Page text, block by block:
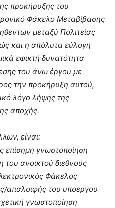
προκήρυξης του
Φάκελο Μεταβίβασης
μεταξύ Πολιτείας
και η απόλυτα εύλογη
εφικτή δυνατότητα
του άνω έργου με
την προκήρυξη αυτού,
λόγο λήψης της
αποχής.
είναι:
επίσημη γνωστοποίηση
ανοικτού διεθνούς
Φάκελος
απαλοιφής του υποέργου
γνωστοποίηση